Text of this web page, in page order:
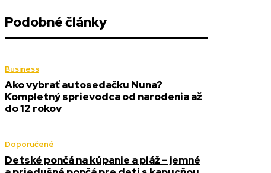
Podobné články
Business
Ako vybrať autosedačku Nuna?
Kompletný sprievodca od narodenia až
do 12 rokov
Doporučené
Detské pončá na kúpanie a pláž – jemné